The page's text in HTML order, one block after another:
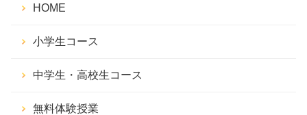
HOME
小学生コース
中学生・高校生コース
無料体験授業